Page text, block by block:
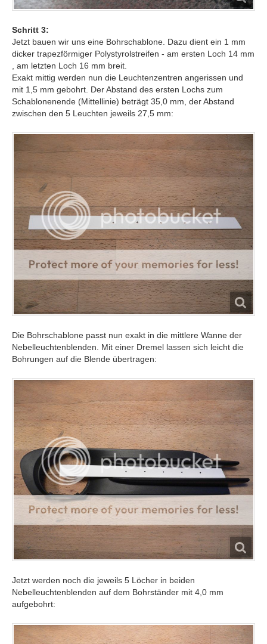
Schritt 3:
Jetzt bauen wir uns eine Bohrschablone. Dazu dient ein 1 mm
dicker trapezförmiger Polystyrolstreifen - am ersten Loch 14 mm
, am letzten Loch 16 mm breit.
Exakt mittig werden nun die Leuchtenzentren angerissen und
mit 1,5 mm gebohrt. Der Abstand des ersten Lochs zum
Schablonenende (Mittellinie) beträgt 35,0 mm, der Abstand
zwischen den 5 Leuchten jeweils 27,5 mm:
Die Bohrschablone passt nun exakt in die mittlere Wanne der
Nebelleuchtenblenden. Mit einer Dremel lassen sich leicht die
Bohrungen auf die Blende übertragen:
Jetzt werden noch die jeweils 5 Löcher in beiden
Nebelleuchtenblenden auf dem Bohrständer mit 4,0 mm
aufgebohrt: